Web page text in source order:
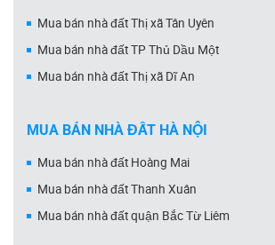
Mua bán nhà đất Thị xã Tân Uyên
Mua bán nhà đất TP Thủ Dầu Một
Mua bán nhà đất Thị xã Dĩ An
MUA BÁN NHÀ ĐẤT HÀ NỘI
Mua bán nhà đất Hoàng Mai
Mua bán nhà đất Thanh Xuân
Mua bán nhà đất quận Bắc Từ Liêm